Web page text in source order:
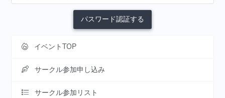
パスワード認証する
イベントTOP
サークル参加申し込み
サークル参加リスト